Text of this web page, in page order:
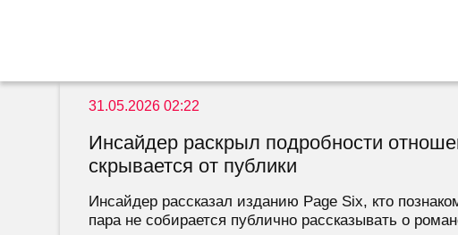
31.05.2026 02:22
Инсайдер раскрыл подробности
скрывается от публики
Инсайдер рассказал изданию Page Six, кто
пара не собирается публично рассказывать о